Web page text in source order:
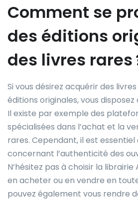
Comment se
des éditions
des livres rares
Si vous désirez acquérir des
éditions originales, vous
Il existe par exemple des
spécialisées dans l’achat et la
rares. Cependant, il est
concernant l’authenticité des
N’hésitez pas à choisir la
en acheter ou en vendre en
pouvez également vous rendre